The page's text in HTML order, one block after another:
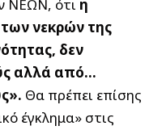
ΝΕΩΝ, ότι η
νεκρών της
δεν
αλλά από…
Θα πρέπει επίσης
έγκλημα» στις